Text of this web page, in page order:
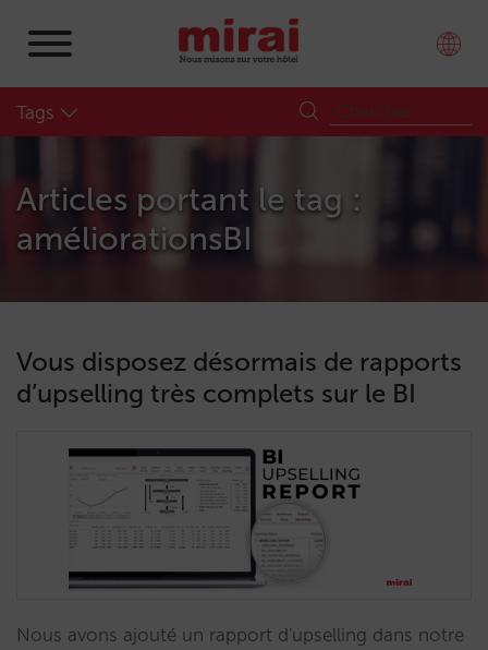
Tags
Articles portant le tag :
améliorationsBI
Vous disposez désormais de rapports
d’upselling très complets sur le BI
Nous avons ajouté un rapport d'upselling dans notre